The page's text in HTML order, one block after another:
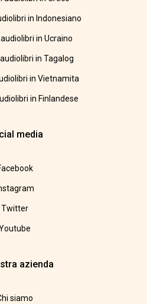
in Indonesiano
in Ucraino
in Tagalog
in Vietnamita
in Finlandese
media
Twitter
azienda
siamo